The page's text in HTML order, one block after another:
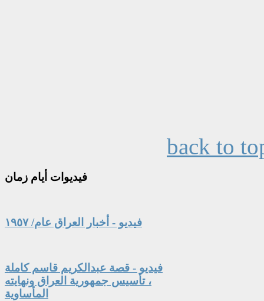
back to
فيديوات أيام زمان
فيديو - أخبار العراق عام/ ١٩٥٧
فيديو - قصة عبدالكريم قاسم كاملة
، تأسيس جمهورية العراق ونهايته
المأساوية